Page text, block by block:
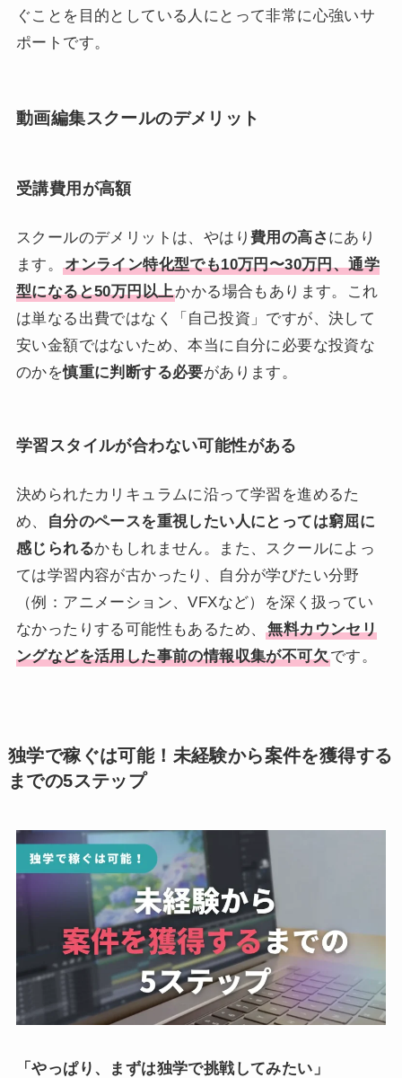
ぐことを目的としている人にとって非常に心強いサ
ポートです。
動画編集スクールのデメリット
受講費用が高額
スクールのデメリットは、やはり 費用の高さ にあり
ます。オンライン特化型でも10万円〜30万円、通学
型になると50万円以上かかる場合もあります。これ
は単なる出費ではなく「自己投資」ですが、決して
安い金額ではないため、本当に自分に必要な投資な
のかを慎重に判断する必要があります。
学習スタイルが合わない可能性がある
決められたカリキュラムに沿って学習を進めるた
め、
自分のペースを重視したい人にとっては窮屈に
感じられるかもしれません。また、スクールによっ
ては学習内容が古かったり、自分が学びたい分野
（例：アニメーション、VFXなど）を深く扱ってい
なかったりする可能性もあるため、無料カウンセリ
ングなどを活用した事前の情報収集が不可欠です。
独学で稼ぐは可能！未経験から案件を獲得する
までの5ステップ
「やっぱり、まずは独学で挑戦してみたい」